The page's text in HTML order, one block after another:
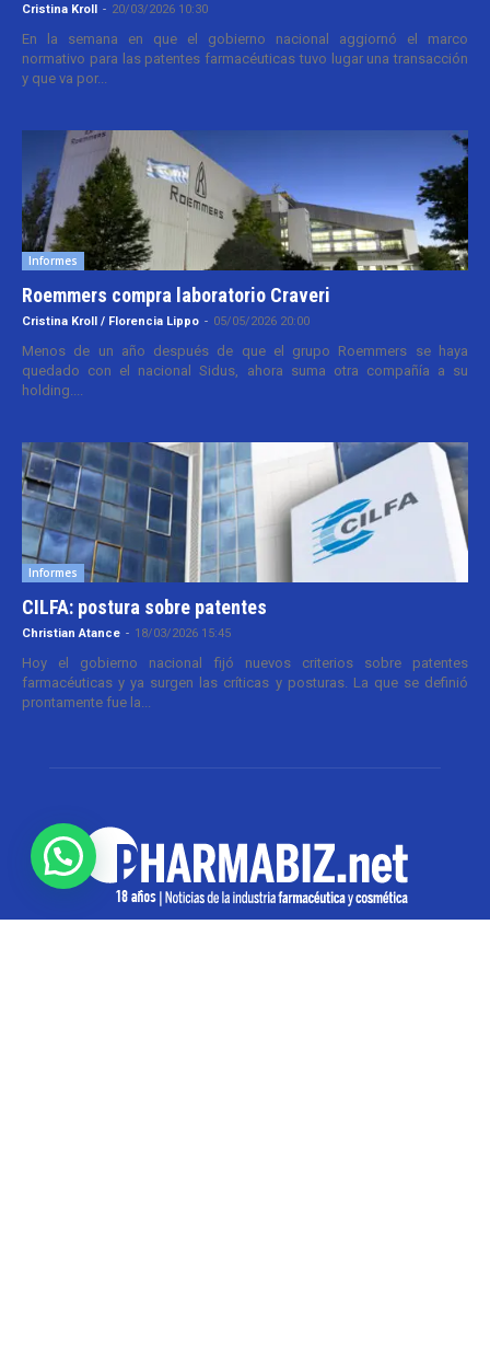
Cristina Kroll - 20/03/2026 10:30
En la semana en que el gobierno nacional aggiornó el marco
normativo para las patentes farmacéuticas tuvo lugar una transacción
y que va por...
Informes
Roemmers compra laboratorio Craveri
Cristina Kroll / Florencia Lippo - 05/05/2026 20:00
Menos de un año después de que el grupo Roemmers se haya
quedado con el nacional Sidus, ahora suma otra compañía a su
holding....
Informes
CILFA: postura sobre patentes
Christian Atance - 18/03/2026 15:45
Hoy el gobierno nacional fijó nuevos criterios sobre patentes
farmacéuticas y ya surgen las críticas y posturas. La que se definió
prontamente fue la...